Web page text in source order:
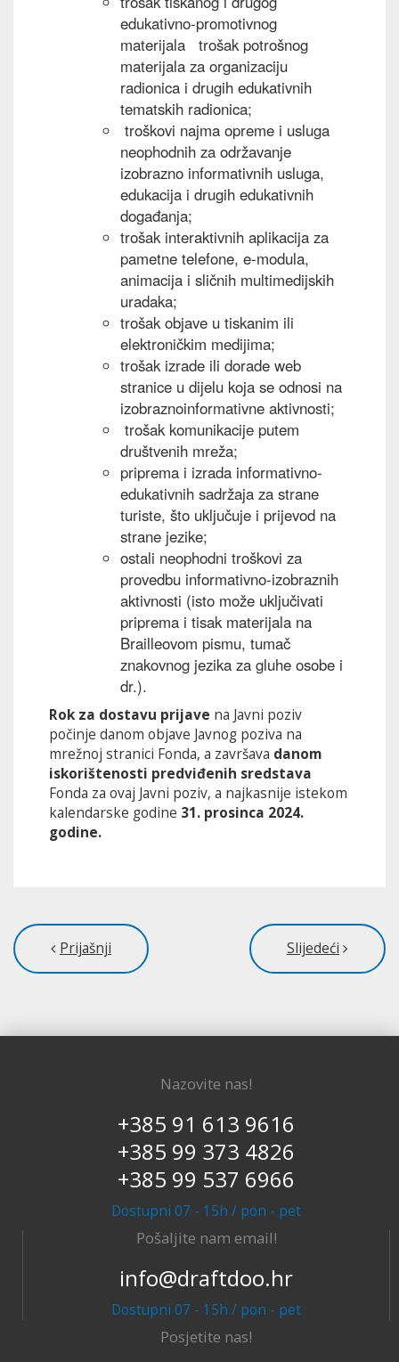
edukativno-promotivnog
materijala trošak potrošnog
materijala za organizaciju
radionica i drugih edukativnih
tematskih radionica;
troškovi najma opreme i usluga
neophodnih za održavanje
izobrazno informativnih usluga,
edukacija i drugih edukativnih
događanja;
trošak interaktivnih aplikacija za
pametne telefone, e-modula,
animacija i sličnih multimedijskih
uradaka;
trošak objave u tiskanim ili
elektroničkim medijima;
trošak izrade ili dorade web
stranice u dijelu koja se odnosi na
izobraznoinformativne aktivnosti;
trošak komunikacije putem
društvenih mreža;
priprema i izrada informativno-
edukativnih sadržaja za strane
turiste, što uključuje i prijevod na
strane jezike;
ostali neophodni troškovi za
provedbu informativno-izobraznih
aktivnosti (isto može uključivati
priprema i tisak materijala na
Brailleovom pismu, tumač
znakovnog jezika za gluhe osobe i
dr.).
Rok za dostavu prijave na Javni poziv
počinje danom objave Javnog poziva na
mrežnoj stranici Fonda, a završava danom
iskorištenosti predviđenih sredstava
Fonda za ovaj Javni poziv, a najkasnije istekom
kalendarske godine 31. prosinca 2024.
godine.
Prijašnji Slijedeći
Nazovite nas!
+385 91 613 9616
+385 99 373 4826
+385 99 537 6966
Dostupni 07 - 15h / pon - pet
Pošaljite nam email!
info@draftdoo.hr
Dostupni 07 - 15h / pon - pet
Posjetite nas!